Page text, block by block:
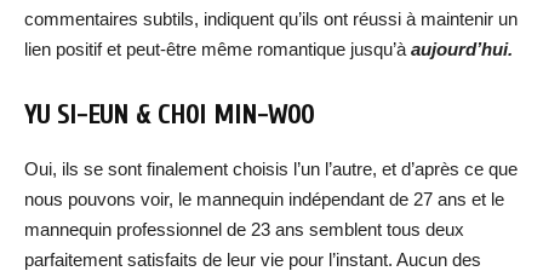
commentaires subtils, indiquent qu’ils ont réussi à maintenir un
lien positif et peut-être même romantique jusqu’à aujourd’hui.
YU SI-EUN & CHOI MIN-WOO
Oui, ils se sont finalement choisis l’un l’autre, et d’après ce que
nous pouvons voir, le mannequin indépendant de 27 ans et le
mannequin professionnel de 23 ans semblent tous deux
parfaitement satisfaits de leur vie pour l’instant. Aucun des